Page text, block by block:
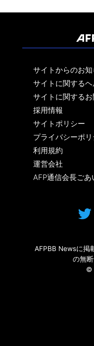
サイトからのお
サイトに関する
サイトに関する
採用情報
サイトポリシー
プライバシーポリ
利用規約
運営会社
AFP通信会長ごあ
AFPBB Newsに掲
の無
©